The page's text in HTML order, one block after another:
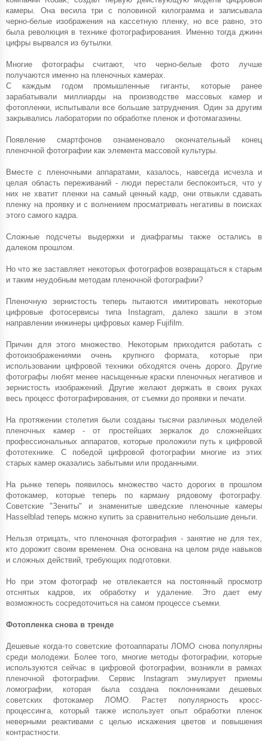
камеры. Она весила три с половиной килограмма и записывала
черно-белые изображения на кассетную пленку, но все равно, это
была революция в технике фотографирования. Именно тогда джинн
цифры вырвался из бутылки.
Многие фотографы считают, что черно-белые фото лучше
получаются именно на пленочных камерах.
С каждым годом промышленные гиганты, которые ранее
зарабатывали миллиарды на производстве массовых камер и
фотопленки, испытывали все большие затруднения. Один за другим
закрывались лаборатории по обработке пленок и фотомагазины.
Появление смартфонов ознаменовало окончательный конец
пленочной фотографии как элемента массовой культуры.
Вместе с пленочными аппаратами, казалось, навсегда исчезла и
целая область переживаний - люди перестали беспокоиться, что у
них не хватит пленки на самый ценный кадр, они отвыкли сдавать
пленку на проявку и с волнением просматривать негативы в поисках
этого самого кадра.
Сложные подсчеты выдержки и диафрагмы также остались в
далеком прошлом.
Но что же заставляет некоторых фотографов возвращаться к старым
и таким неудобным методам пленочной фотографии?
Пленочную зернистость теперь пытаются имитировать некоторые
цифровые фотосервисы типа Instagram, далеко зашли в этом
направлении инжинеры цифровых камер Fujifilm.
Причин для этого множество. Некоторым приходится работать с
фотоизображениями очень крупного формата, которые при
использовании цифровой техники обходятся очень дорого. Другие
фотографы любят менее насыщенные краски пленочных негативов и
зернистость изображений. Другие желают держать в своих руках
весь процесс фотографирования, от съемки до проявки и печати.
На протяжении столетия были созданы тысячи различных моделей
пленочных камер - от простейших зеркалок до сложнейших
профессиональных аппаратов, которые проложили путь к цифровой
фототехнике. С победой цифровой фотографии многие из этих
старых камер оказались забытыми или проданными.
На рынке теперь появилось множество часто дорогих в прошлом
фотокамер, которые теперь по карману рядовому фотографу.
Советские "Зениты" и знаменитые шведские пленочные камеры
Hasselblad теперь можно купить за сравнительно небольшие деньги.
Нельзя отрицать, что пленочная фотография - занятие не для тех,
кто дорожит своим временем. Она основана на целом ряде навыков
и сложных действий, требующих подготовки.
Но при этом фотограф не отвлекается на постоянный просмотр
отснятых кадров, их обработку и удаление. Это дает ему
возможность сосредоточиться на самом процессе съемки.
Фотопленка снова в тренде
Дешевые когда-то советские фотоаппараты ЛОМО снова популярны
среди молодежи. Более того, многие методы фотографии, которые
используются сейчас в цифровой фотографии, возникли в рамках
пленочной фотографии. Сервис Instagram эмулирует приемы
ломографии, которая была создана поклонниками дешевых
советских фотокамер ЛОМО. Растет популярность кросс-
процессинга, который также использует опыт обработки пленок
неверными реактивами с целью искажения цветов и повышения
контрастности.